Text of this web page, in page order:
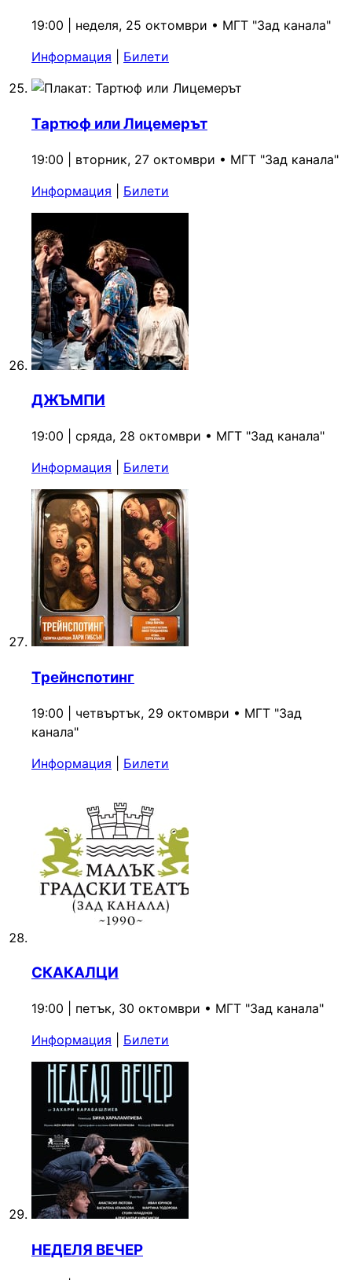
19:00 | неделя, 25 октомври • МГТ "Зад канала"
Информация
Билети
Тартюф или Лицемерът
19:00 | вторник, 27 октомври • МГТ "Зад канала"
Информация
Билети
ДЖЪМПИ
19:00 | сряда, 28 октомври • МГТ "Зад канала"
Информация
Билети
Трейнспотинг
19:00 | четвъртък, 29 октомври • МГТ "Зад
канала"
Информация
Билети
СКАКАЛЦИ
19:00 | петък, 30 октомври • МГТ "Зад канала"
Информация
Билети
НЕДЕЛЯ ВЕЧЕР